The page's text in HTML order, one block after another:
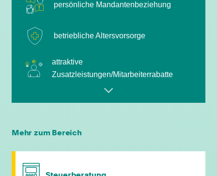
persönliche Mandantenbeziehung
betriebliche Altersvorsorge
attraktive
Zusatzleistungen/Mitarbeiterrabatte
flexible Arbeitszeiten
Mehr zum Bereich